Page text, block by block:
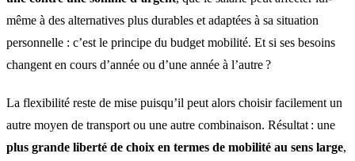
même à des alternatives plus durables et adaptées à sa situation
personnelle : c’est le principe du budget mobilité. Et si ses besoins
changent en cours d’année ou d’une année à l’autre ?
La flexibilité reste de mise puisqu’il peut alors choisir facilement un
autre moyen de transport ou une autre combinaison. Résultat : une
plus grande liberté de choix en termes de mobilité au sens large,